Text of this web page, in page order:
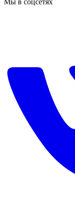
Мы в соцсетях